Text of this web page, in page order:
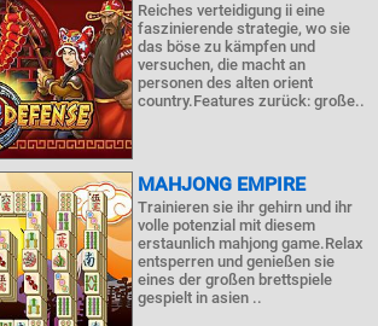
Reiches verteidigung ii eine
faszinierende strategie, wo sie
das böse zu kämpfen und
versuchen, die macht an
personen des alten orient
country.Features zurück: große..
MAHJONG EMPIRE
Trainieren sie ihr gehirn und ihr
volle potenzial mit diesem
erstaunlich mahjong game.Relax
entsperren und genießen sie
eines der großen brettspiele
gespielt in asien ..